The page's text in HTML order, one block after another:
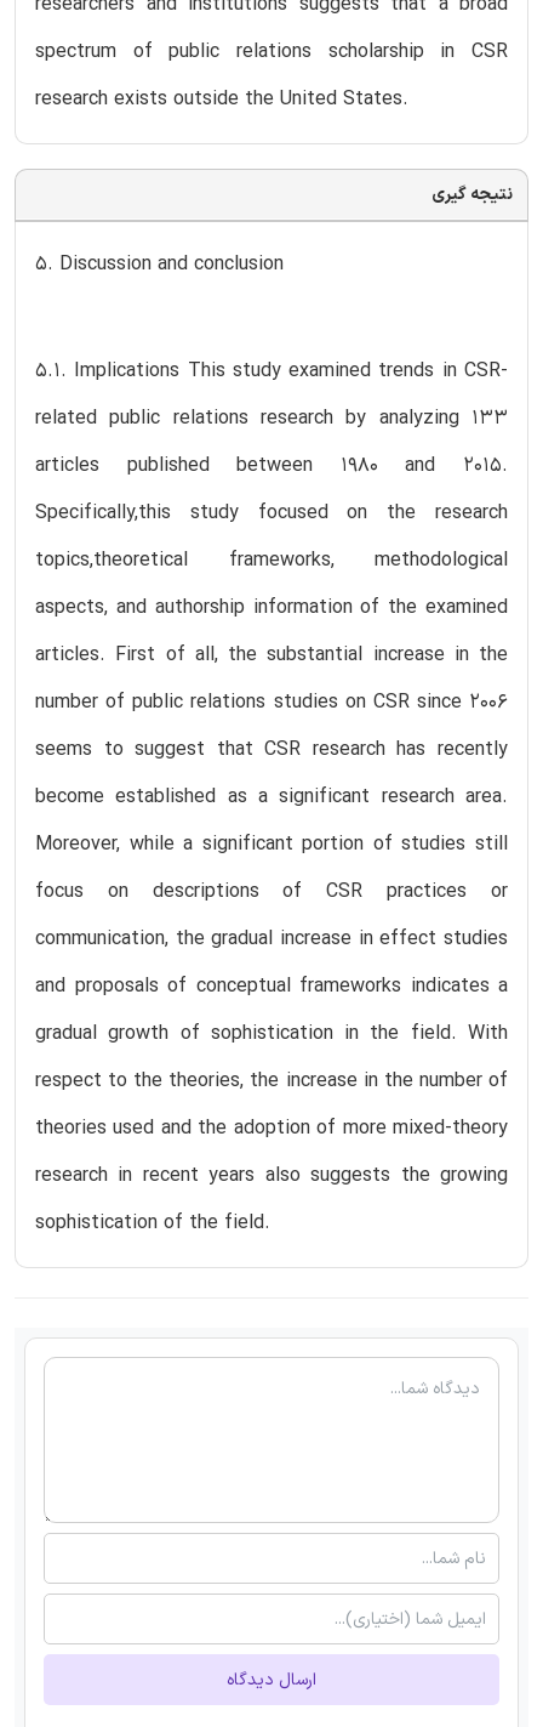
spectrum of public relations scholarship in CSR
research exists outside the United States.
نتیجه گیری
5. Discussion and conclusion
5.1. Implications This study examined trends in CSR-
related public relations research by analyzing 133
articles published between 1980 and 2015.
Specifically,this study focused on the research
topics,theoretical frameworks, methodological
aspects, and authorship information of the examined
articles. First of all, the substantial increase in the
number of public relations studies on CSR since 2006
seems to suggest that CSR research has recently
become established as a significant research area.
Moreover, while a significant portion of studies still
focus on descriptions of CSR practices or
communication, the gradual increase in effect studies
and proposals of conceptual frameworks indicates a
gradual growth of sophistication in the field. With
respect to the theories, the increase in the number of
theories used and the adoption of more mixed-theory
research in recent years also suggests the growing
sophistication of the field.
ارسال دیدگاه